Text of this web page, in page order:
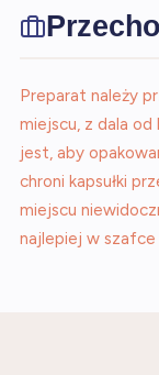
Preparat należy
miejscu, z dala od
jest, aby
chroni kapsułki
miejscu
najlepiej w szafce